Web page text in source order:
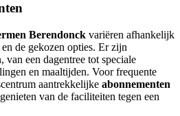
Berendonck variëren afhankelijk
de gekozen opties. Er zijn
een dagentree tot speciale
en maaltijden. Voor frequente
aantrekkelijke abonnementen
van de faciliteiten tegen een